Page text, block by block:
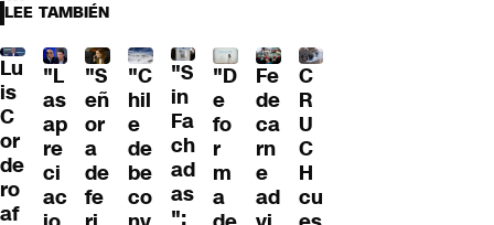
LEE TAMBIÉN
Lu
is
C
or
de
ro
af
"L
as
ap
re
ci
ac
"S
eñ
or
a
de
fe
"C
hil
e
de
be
co
"S
in
Fa
ch
ad
as
":
"D
e
fo
r
m
a
Fe
de
ca
rn
e
ad
C
R
U
C
H
cu